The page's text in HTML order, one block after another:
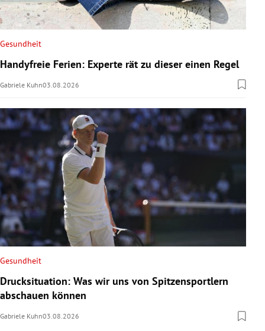
Gesundheit
Handyfreie Ferien: Experte rät zu dieser einen Regel
Gabriele Kuhn03.08.2026
Gesundheit
Drucksituation: Was wir uns von Spitzensportlern
abschauen können
Gabriele Kuhn03.08.2026